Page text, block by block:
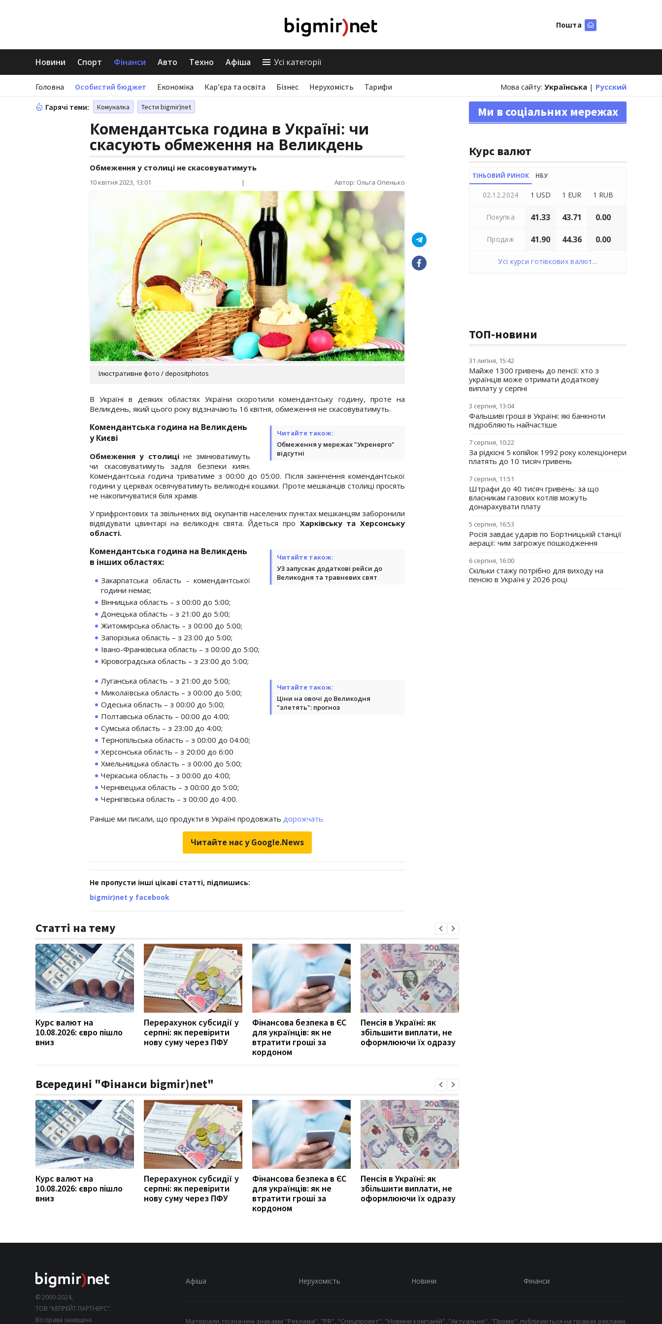
Пошта
Новини Спорт Фінанси Авто Техно Афіша Усі категорії
Головна Особистий бюджет Економіка Кар'єра та освіта Бізнес Нерухомість Тарифи Мова сайту: Українська | Русский
Гарячі теми: Комуналка Тести bigmir)net
Комендантська година в Україні: чи
скасують обмеження на Великдень
Обмеження у столиці не скасовуватимуть
10 квітня 2023, 13:01 | Автор: Ольга Опенько
Ілюстративне фото / depositphotos
В Україні в деяких областях України скоротили комендантську годину, проте на
Великдень, який цього року відзначають 16 квітня, обмеження не скасовуватимуть.
Читайте також:
Обмеження у мережах "Укренерго"
відсутні
Комендантська година на Великдень
у Києві
Обмеження у столиці не змінюватимуть
чи скасовуватимуть задля безпеки киян.
Комендантська година триватиме з 00:00 до 05:00. Після закінчення комендантської
години у церквах освячуватимуть великодні кошики. Проте мешканців столиці просять
не накопичуватися біля храмів.
У прифронтових та звільнених від окупантів населених пунктах мешканцям заборонили
відвідувати цвинтарі на великодні свята. Йдеться про Харківську та Херсонську
області.
Читайте також:
УЗ запускає додаткові рейси до
Великодня та травневих свят
Комендантська година на Великдень
в інших областях:
Закарпатська область - комендантської
години немає;
Вінницька область – з 00:00 до 5:00;
Донецька область – з 21:00 до 5:00;
Житомирська область – з 00:00 до 5:00;
Запорізька область – з 23:00 до 5:00;
Івано-Франківська область – з 00:00 до 5:00;
Кіровоградська область – з 23:00 до 5:00;
Читайте також:
Ціни на овочі до Великодня
"злетять": прогноз
Луганська область – з 21:00 до 5:00;
Миколаївська область – з 00:00 до 5:00;
Одеська область – з 00:00 до 5:00;
Полтавська область – 00:00 до 4:00;
Сумська область – з 23:00 до 4:00;
Тернопільська область – з 00:00 до 04:00;
Херсонська область – з 20:00 до 6:00
Хмельницька область – з 00:00 до 5:00;
Черкаська область – з 00:00 до 4:00;
Чернівецька область – з 00:00 до 5:00;
Чернігівська область – з 00:00 до 4:00.
Раніше ми писали, що продукти в Україні продовжать дорожчать.
Читайте нас у Google.News
Не пропусти інші цікаві статті, підпишись:
bigmir)net у facebook
Статті на тему
Курс валют на
10.08.2026: євро пішло
вниз
Перерахунок субсидії у
серпні: як перевірити
нову суму через ПФУ
Фінансова безпека в ЄС
для українців: як не
втратити гроші за
кордоном
Пенсія в Україні: як
збільшити виплати, не
оформлюючи їх одразу
Всередині "Фінанси bigmir)net"
Курс валют на
10.08.2026: євро пішло
вниз
Перерахунок субсидії у
серпні: як перевірити
нову суму через ПФУ
Фінансова безпека в ЄС
для українців: як не
втратити гроші за
кордоном
Пенсія в Україні: як
збільшити виплати, не
оформлюючи їх одразу
Ми в соціальних мережах
Курс валют
ТІНЬОВИЙ РИНОК НБУ
02.12.2024 1 USD 1 EUR 1 RUB
Покупка 41.33 43.71 0.00
Продаж 41.90 44.36 0.00
Усі курси готівкових валют...
ТОП-новини
31 липня, 15:42
Майже 1300 гривень до пенсії: хто з
українців може отримати додаткову
виплату у серпні
3 серпня, 13:04
Фальшиві гроші в Україні: які банкноти
підробляють найчастіше
7 серпня, 10:22
За рідкісні 5 копійок 1992 року колекціонери
платять до 10 тисяч гривень
7 серпня, 11:51
Штрафи до 40 тисяч гривень: за що
власникам газових котлів можуть
донарахувати плату
5 серпня, 16:53
Росія завдає ударів по Бортницькій станції
аерації: чим загрожує пошкодження
6 серпня, 16:00
Скільки стажу потрібно для виходу на
пенсію в Україні у 2026 році
© 2000-2024,
ТОВ "КЕПРЕЙТ ПАРТНЕРС".
Всі права захищені.
Афіша Нерухомість Новини Фінанси
Матеріали, позначені знаками "Реклама", "PR", "Спецпроект", "Новини компаній", "Актуально", "Промо", публікуються на правах реклами.